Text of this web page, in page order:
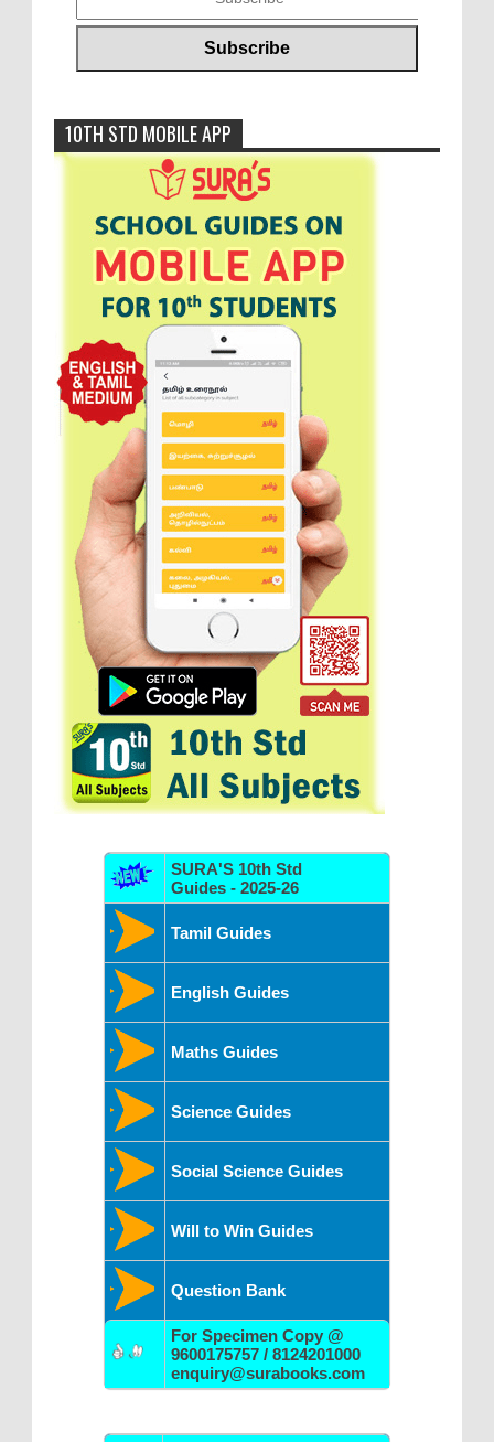
10TH STD MOBILE APP
SURA'S 10th Std
Guides - 2025-26
Tamil Guides
English Guides
Maths Guides
Science Guides
Social Science Guides
Will to Win Guides
Question Bank
For Specimen Copy @
9600175757 / 8124201000
enquiry@surabooks.com